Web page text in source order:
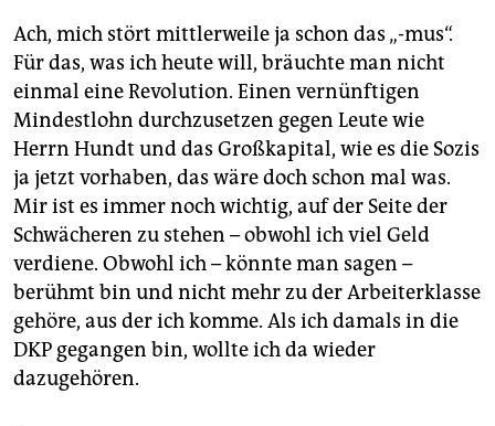
Ach, mich stört mittlerweile ja schon das „-mus“.
Für das, was ich heute will, bräuchte man nicht
einmal eine Revolution. Einen vernünftigen
Mindestlohn durchzusetzen gegen Leute wie
Herrn Hundt und das Großkapital, wie es die Sozis
ja jetzt vorhaben, das wäre doch schon mal was.
Mir ist es immer noch wichtig, auf der Seite der
Schwächeren zu stehen – obwohl ich viel Geld
verdiene. Obwohl ich – könnte man sagen –
berühmt bin und nicht mehr zu der Arbeiterklasse
gehöre, aus der ich komme. Als ich damals in die
DKP gegangen bin, wollte ich da wieder
dazugehören.